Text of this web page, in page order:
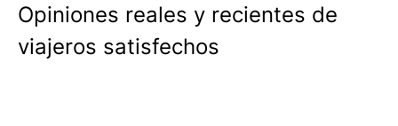
Opiniones reales y recientes de
viajeros satisfechos